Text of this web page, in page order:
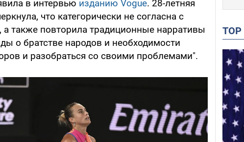
в интервью изданию Vogue. 28-летняя
что категорически не согласна с
а также повторила традиционные нарративы
о братстве народов и необходимости
и разобраться со своими проблемами".